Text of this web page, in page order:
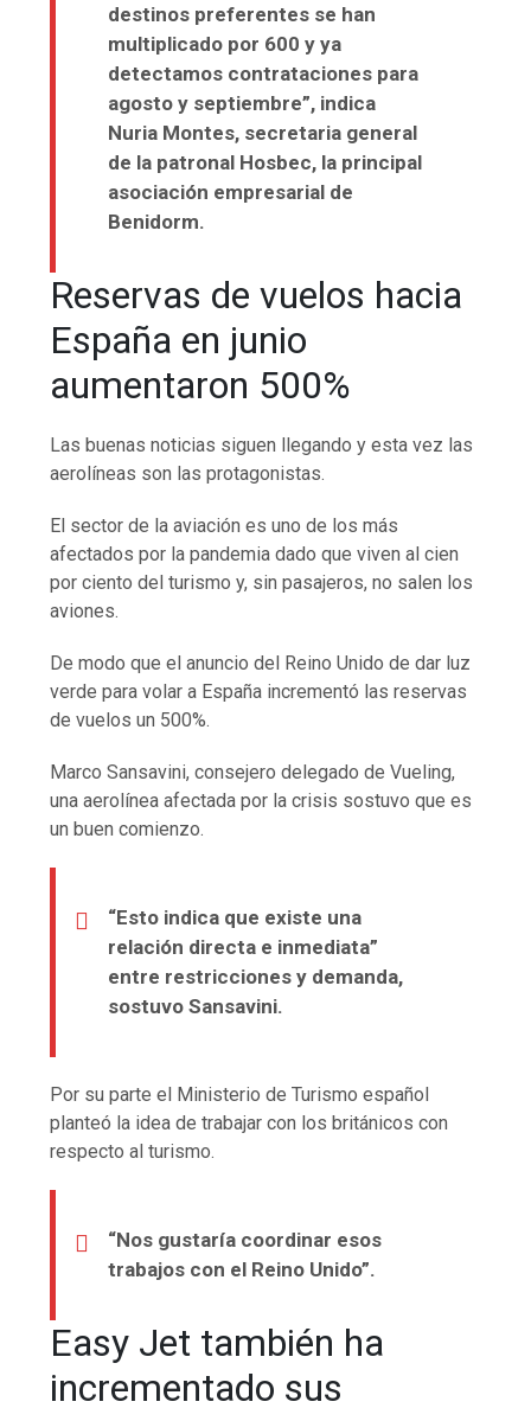
destinos preferentes se han
multiplicado por 600 y ya
detectamos contrataciones para
agosto y septiembre”, indica
Nuria Montes, secretaria general
de la patronal Hosbec, la principal
asociación empresarial de
Benidorm.
Reservas de vuelos hacia
España en junio
aumentaron 500%
Las buenas noticias siguen llegando y esta vez las
aerolíneas son las protagonistas.
El sector de la aviación es uno de los más
afectados por la pandemia dado que viven al cien
por ciento del turismo y, sin pasajeros, no salen los
aviones.
De modo que el anuncio del Reino Unido de dar luz
verde para volar a España incrementó las reservas
de vuelos un 500%.
Marco Sansavini, consejero delegado de Vueling,
una aerolínea afectada por la crisis sostuvo que es
un buen comienzo.
“Esto indica que existe una
relación directa e inmediata”
entre restricciones y demanda,
sostuvo Sansavini.
Por su parte el Ministerio de Turismo español
planteó la idea de trabajar con los británicos con
respecto al turismo.
“Nos gustaría coordinar esos
trabajos con el Reino Unido”.
Easy Jet también ha
incrementado sus